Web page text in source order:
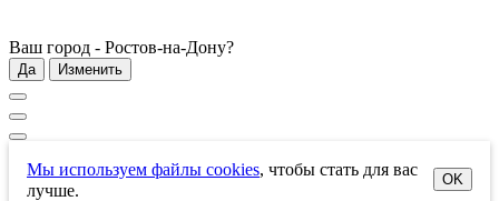
Ваш город - Ростов-на-Дону?
Да Изменить
Мы используем файлы cookies, чтобы стать для вас
лучше.
OK